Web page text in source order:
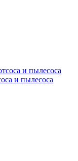
и пылесоса